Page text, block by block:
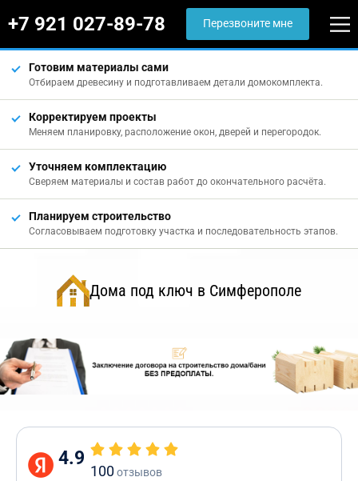
+7 921 027-89-78 Перезвоните мне
Готовим материалы сами
Отбираем древесину и подготавливаем детали домокомплекта.
Корректируем проекты
Меняем планировку, расположение окон, дверей и перегородок.
Уточняем комплектацию
Сверяем материалы и состав работ до окончательного расчёта.
Планируем строительство
Согласовываем подготовку участка и последовательность этапов.
Дома под ключ в Симферополе
4.9
100отзывов